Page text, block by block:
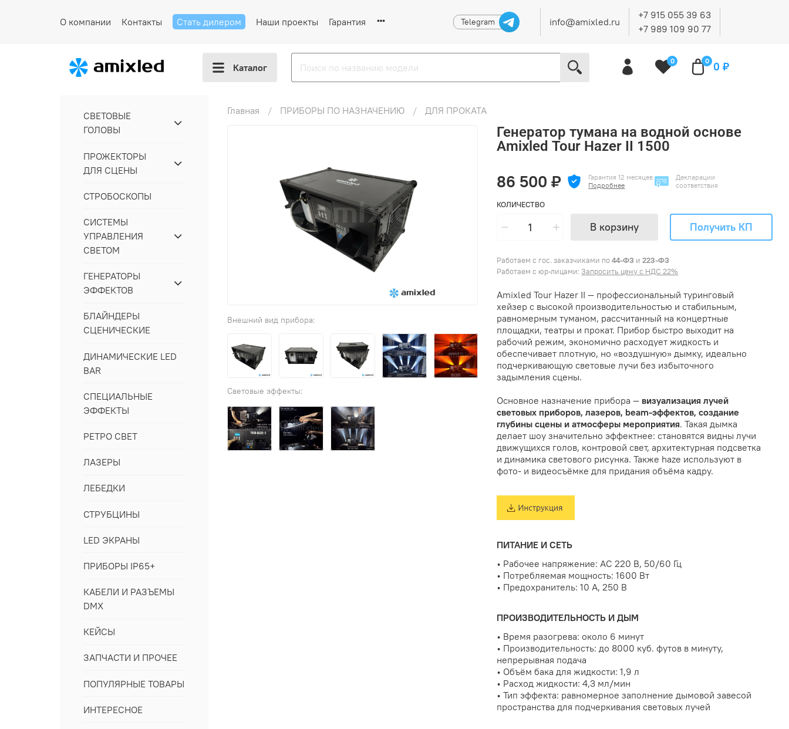
О компании Контакты Стать дилером Наши проекты Гарантия Telegram info@amixled.ru
+7 915 055 39 63
+7 989 109 90 77
Каталог
0 0 0 ₽
Главная ПРИБОРЫ ПО НАЗНАЧЕНИЮ ДЛЯ ПРОКАТА
Генератор тумана на водной основе
Amixled Tour Hazer II 1500
86 500 ₽
Гарантия 12 месяцев
Подробнее
Декларации
соответствия
КОЛИЧЕСТВО
В корзину Получить КП
Работаем с гос. заказчиками по44-ФЗ и223-ФЗ
Работаем с юр-лицами: Запросить цену с НДС 22%
Amixled Tour Hazer II — профессиональный туринговый
хейзер с высокой производительностью и стабильным,
равномерным туманом, рассчитанный на концертные
площадки, театры и прокат. Прибор быстро выходит на
рабочий режим, экономично расходует жидкость и
обеспечивает плотную, но «воздушную» дымку, идеально
подчеркивающую световые лучи без избыточного
задымления сцены.
Основное назначение прибора — визуализация лучей
световых приборов, лазеров, beam-эффектов, создание
глубины сцены и атмосферы мероприятия. Такая дымка
делает шоу значительно эффектнее: становятся видны лучи
движущихся голов, контровой свет, архитектурная подсветка
и динамика светового рисунка. Также haze используют в
фото- и видеосъёмке для придания объёма кадру.
ПИТАНИЕ И СЕТЬ
• Рабочее напряжение: AC 220 В, 50/60 Гц
• Потребляемая мощность: 1600 Вт
• Предохранитель: 10 A, 250 В
ПРОИЗВОДИТЕЛЬНОСТЬ И ДЫМ
• Время разогрева: около 6 минут
• Производительность: до 8000 куб. футов в минуту,
непрерывная подача
• Объём бака для жидкости: 1,9 л
• Расход жидкости: 4,3 мл/мин
• Тип эффекта: равномерное заполнение дымовой завесой
пространства для подчеркивания световых лучей
СВЕТОВЫЕ
ГОЛОВЫ
ПРОЖЕКТОРЫ
ДЛЯ СЦЕНЫ
СТРОБОСКОПЫ
СИСТЕМЫ
УПРАВЛЕНИЯ
СВЕТОМ
ГЕНЕРАТОРЫ
ЭФФЕКТОВ
БЛАЙНДЕРЫ
СЦЕНИЧЕСКИЕ
ДИНАМИЧЕСКИЕ LED
BAR
СПЕЦИАЛЬНЫЕ
ЭФФЕКТЫ
РЕТРО СВЕТ
ЛАЗЕРЫ
ЛЕБЕДКИ
СТРУБЦИНЫ
LED ЭКРАНЫ
ПРИБОРЫ IP65+
КАБЕЛИ И РАЗЪЕМЫ
DMX
КЕЙСЫ
ЗАПЧАСТИ И ПРОЧЕЕ
ПОПУЛЯРНЫЕ ТОВАРЫ
ИНТЕРЕСНОЕ